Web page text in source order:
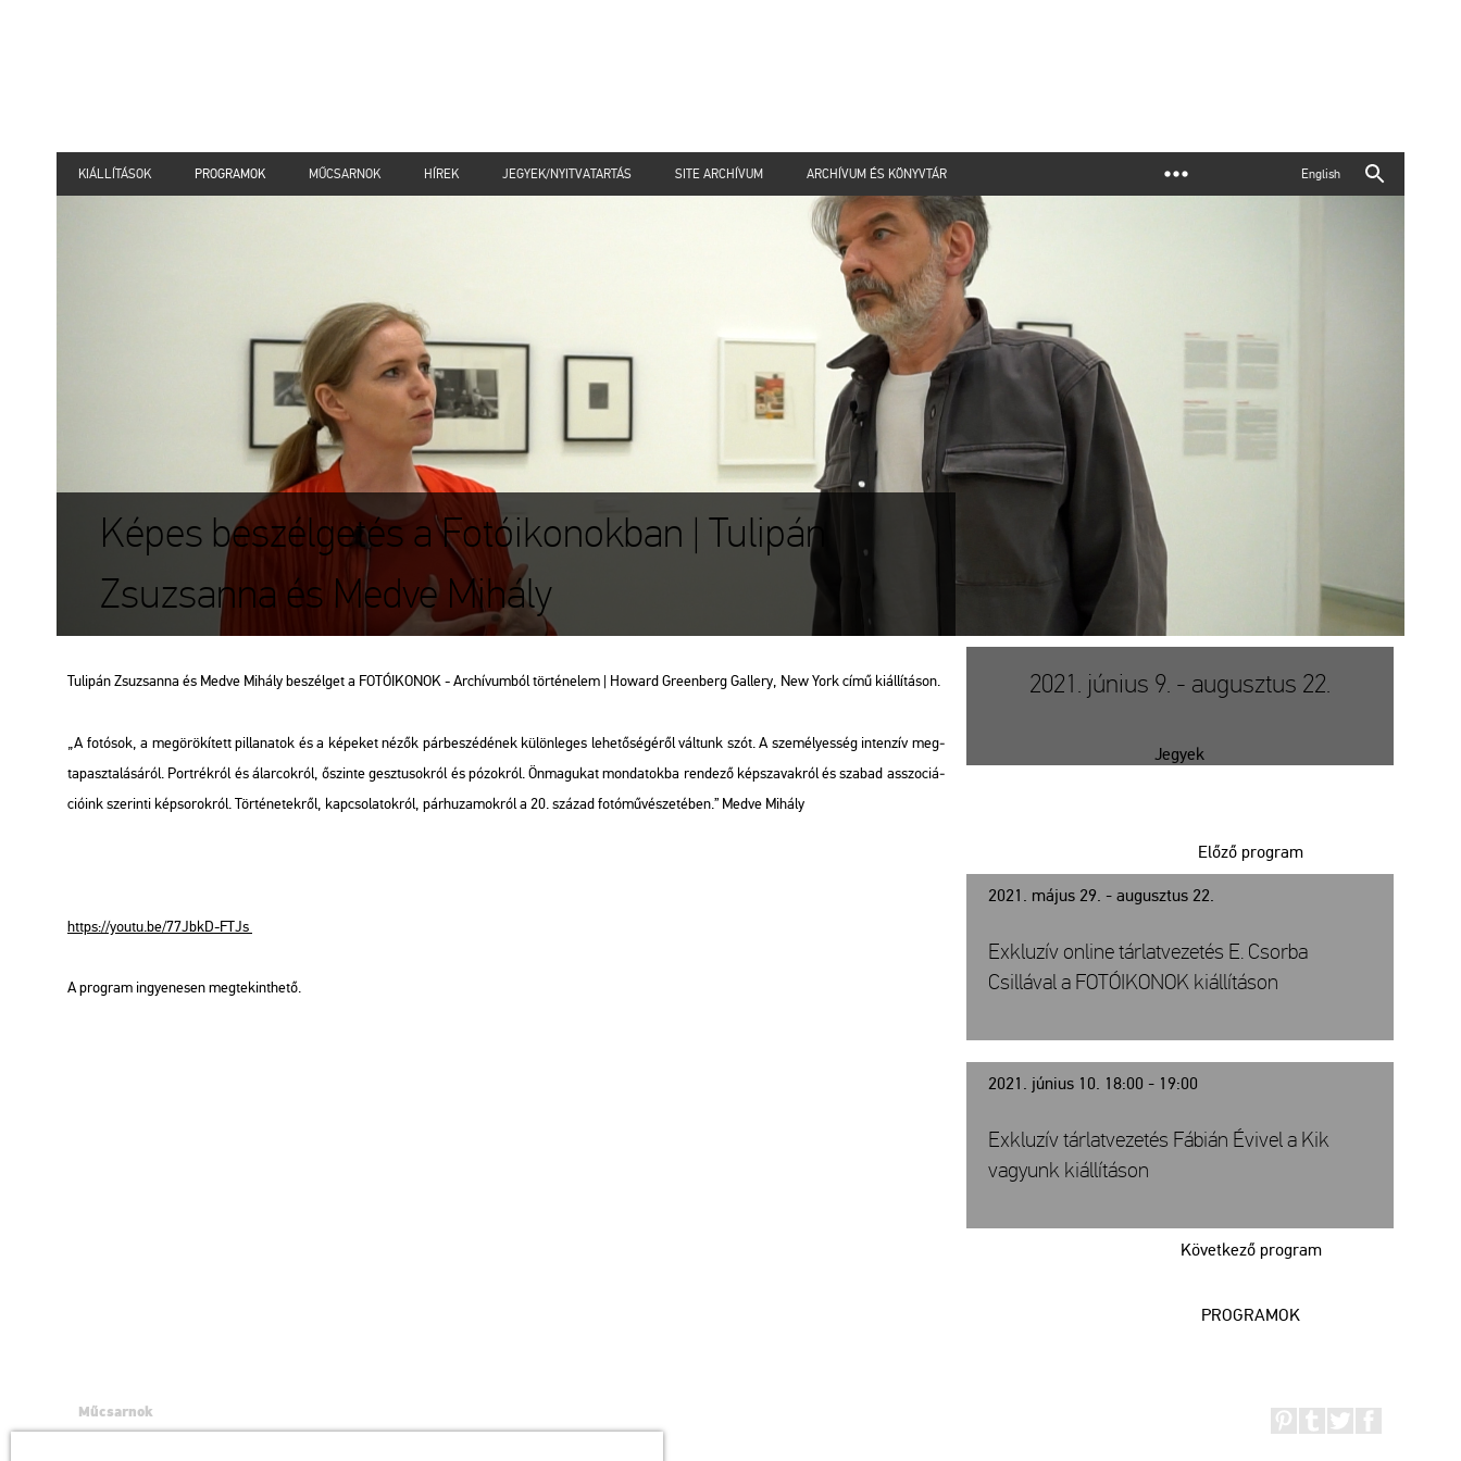
KIÁLLÍTÁSOK PROGRAMOK MŰCSARNOK HÍREK JEGYEK/NYITVATARTÁS SITE ARCHÍVUM ARCHÍVUM ÉS KÖNYVTÁR English
Képes beszélgetés a Fotóikonokban | Tulipán
Zsuzsanna és Medve Mihály
Tu­li­pán Zsu­zsan­na és Medve Mi­hály be­szél­get a FO­TÓ­IKO­NOK - Ar­chí­vum­ból tör­té­ne­lem | Ho­ward Green­berg Gal­lery, New York című ki­ál­lí­tá­son.
„A fo­tó­sok, a meg­örö­kí­tett pil­la­na­tok és a ké­pe­ket nézők pár­be­szé­dé­nek kü­lön­le­ges le­he­tő­sé­gé­ről vál­tunk szót. A sze­mé­lyes­ség in­ten­zív meg­
ta­pasz­ta­lá­sá­ról. Port­rék­ról és ál­ar­cok­ról, őszin­te gesz­tu­sok­ról és pó­zok­ról. Ön­ma­gu­kat mon­da­tok­ba ren­de­ző kép­sza­vak­ról és sza­bad asszo­ci­á­
ci­ó­ink sze­rin­ti kép­so­rok­ról. Tör­té­ne­tek­ről, kap­cso­la­tok­ról, pár­hu­za­mok­ról a 20. szá­zad fo­tó­mű­vé­sze­té­ben.” Medve Mi­hály
https://​youtu.​be/​77JbkD-​FTJs
A prog­ram in­gye­ne­sen meg­te­kint­he­tő.
2021. június 9. - augusztus 22.
Jegyek
2021. május 29. - augusztus 22.
Előző program
Exkluzív online tárlatvezetés E. Csorba
Csillával a FOTÓIKONOK kiállításon
2021. június 10. 18:00 - 19:00
Következő program
Exkluzív tárlatvezetés Fábián Évivel a Kik
vagyunk kiállításon
PROGRAMOK
Műcsarnok